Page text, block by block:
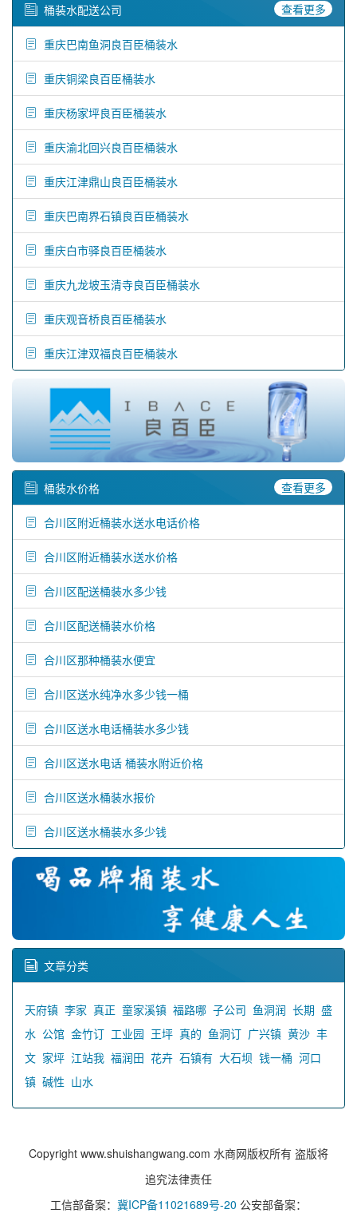
桶装水配送公司 查看更多
重庆巴南鱼洞良百臣桶装水
重庆铜梁良百臣桶装水
重庆杨家坪良百臣桶装水
重庆渝北回兴良百臣桶装水
重庆江津鼎山良百臣桶装水
重庆巴南界石镇良百臣桶装水
重庆白市驿良百臣桶装水
重庆九龙坡玉清寺良百臣桶装水
重庆观音桥良百臣桶装水
重庆江津双福良百臣桶装水
桶装水价格 查看更多
合川区附近桶装水送水电话价格
合川区附近桶装水送水价格
合川区配送桶装水多少钱
合川区配送桶装水价格
合川区那种桶装水便宜
合川区送水纯净水多少钱一桶
合川区送水电话桶装水多少钱
合川区送水电话 桶装水附近价格
合川区送水桶装水报价
合川区送水桶装水多少钱
文章分类
天府镇 李家 真正 童家溪镇 福路哪 子公司 鱼洞润 长期 盛
水 公馆 金竹订 工业园 王坪 真的 鱼洞订 广兴镇 黄沙 丰
文 家坪 江站我 福润田 花卉 石镇有 大石坝 钱一桶 河口
镇 碱性 山水
Copyright www.shuishangwang.com 水商网版权所有 盗版将
追究法律责任
工信部备案： 冀ICP备11021689号-20 公安部备案：